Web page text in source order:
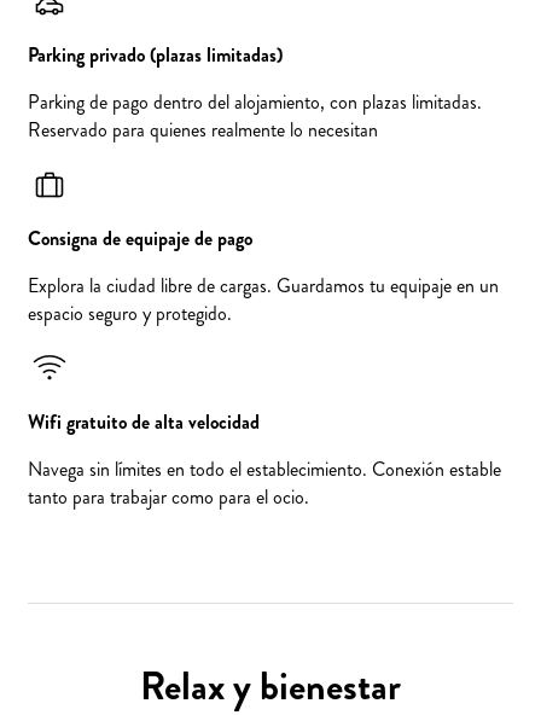
Parking privado (plazas limitadas)
Parking de pago dentro del alojamiento, con plazas limitadas.
Reservado para quienes realmente lo necesitan
Consigna de equipaje de pago
Explora la ciudad libre de cargas. Guardamos tu equipaje en un
espacio seguro y protegido.
Wifi gratuito de alta velocidad
Navega sin límites en todo el establecimiento. Conexión estable
tanto para trabajar como para el ocio.
Relax y bienestar